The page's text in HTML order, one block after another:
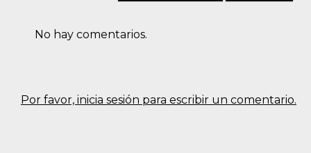
Por favor, inicia sesión para escribir un comentario.
No hay comentarios.